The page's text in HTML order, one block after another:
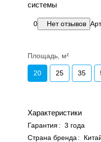
системы
0 Нет отзывов
Площадь, м²
20 25 35
Характеристики
Гарантия : 3 года
Страна бренда :